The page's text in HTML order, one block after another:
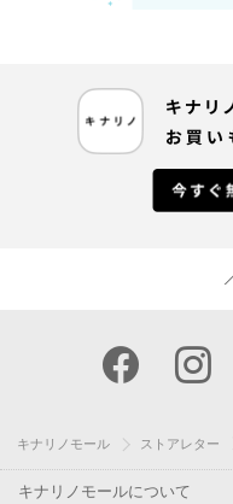
キナリノモール ストアレター
キナリノモールについて